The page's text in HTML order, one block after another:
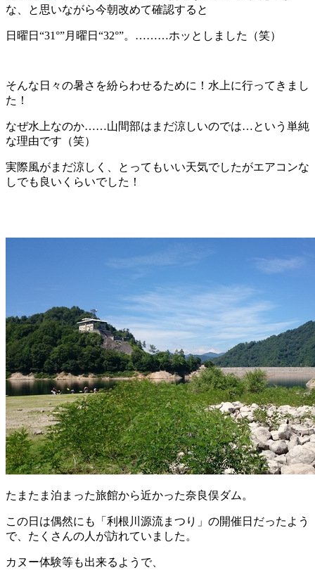
な、と思いながら今朝改めて確認すると
日曜日“31°”月曜日“32°”。………ホッとしました（笑）
そんな日々の暑さを紛らわせるために！水上に行ってきまし
た！
なぜ水上なのか……山間部はまだ涼しいのでは…という単純
な理由です（笑）
実際風がまだ涼しく、とってもいい天気でしたがエアコンな
しでも良いくらいでした！
たまたま泊まった旅館から近かった奈良俣ダム。
この日は偶然にも「利根川源流まつり」の開催日だったよう
で、たくさんの人が訪れていました。
カヌー体験等も出来るようで、